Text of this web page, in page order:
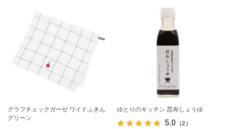
グラフチェックガーゼ ワイドふきん
グリーン
ゆとりのキッチン 昆布しょうゆ
5.0（2）